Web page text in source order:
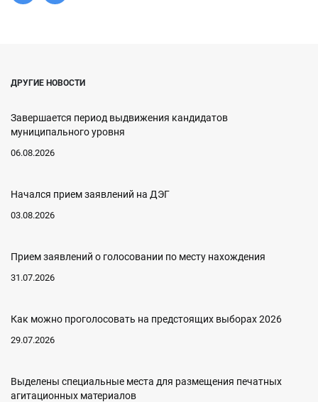
ДРУГИЕ НОВОСТИ
Завершается период выдвижения кандидатов
муниципального уровня
06.08.2026
Начался прием заявлений на ДЭГ
03.08.2026
Прием заявлений о голосовании по месту нахождения
31.07.2026
Как можно проголосовать на предстоящих выборах 2026
29.07.2026
Выделены специальные места для размещения печатных
агитационных материалов